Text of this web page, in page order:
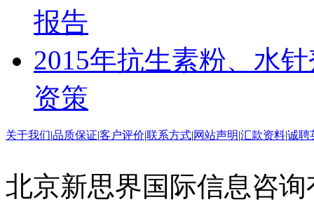
报告
2015年抗生素粉、水
资策
关于我们|品质保证|客户评价|联系方式|网站声明|汇款资料|诚聘
北京新思界国际信息咨